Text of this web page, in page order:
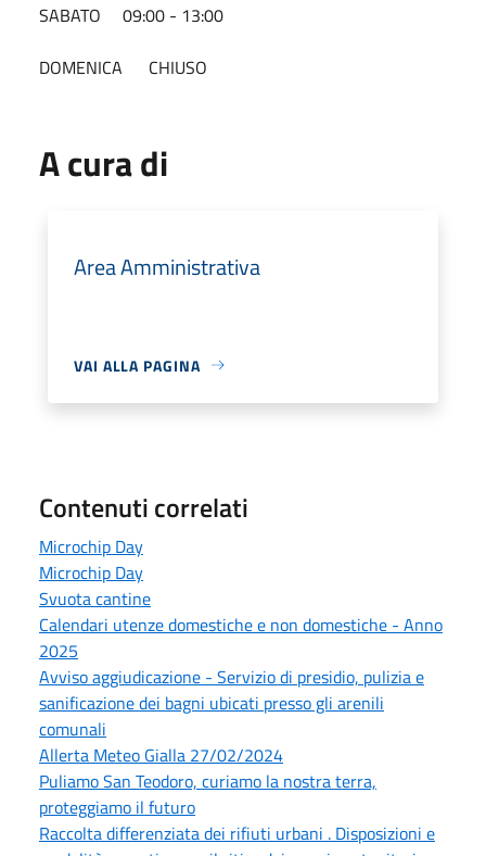
SABATO 09:00 - 13:00
DOMENICA CHIUSO
A cura di
Area Amministrativa
VAI ALLA PAGINA
Contenuti correlati
Microchip Day
Microchip Day
Svuota cantine
Calendari utenze domestiche e non domestiche - Anno
2025
Avviso aggiudicazione - Servizio di presidio, pulizia e
sanificazione dei bagni ubicati presso gli arenili
comunali
Allerta Meteo Gialla 27/02/2024
Puliamo San Teodoro, curiamo la nostra terra,
proteggiamo il futuro
Raccolta differenziata dei rifiuti urbani . Disposizioni e